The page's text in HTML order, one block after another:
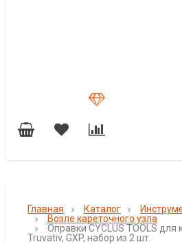
Главная Каталог
Возле кареточного узла
Оправки CYCLUS TOOLS для
Truvativ, GXP, набор из 2 шт.